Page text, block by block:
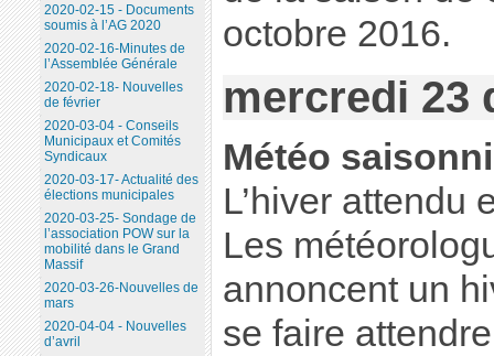
octobre 2016.
mercredi 23
Météo
L’hiver attendu
Les
annoncent un
se faire
2020-02-15 - Documents
soumis à l’AG 2020
2020-02-16-Minutes de
l’Assemblée Générale
2020-02-18- Nouvelles
de février
2020-03-04 - Conseils
Municipaux et Comités
Syndicaux
2020-03-17- Actualité des
élections municipales
2020-03-25- Sondage de
l’association POW sur la
mobilité dans le Grand
Massif
2020-03-26-Nouvelles de
mars
2020-04-04 - Nouvelles
d’avril